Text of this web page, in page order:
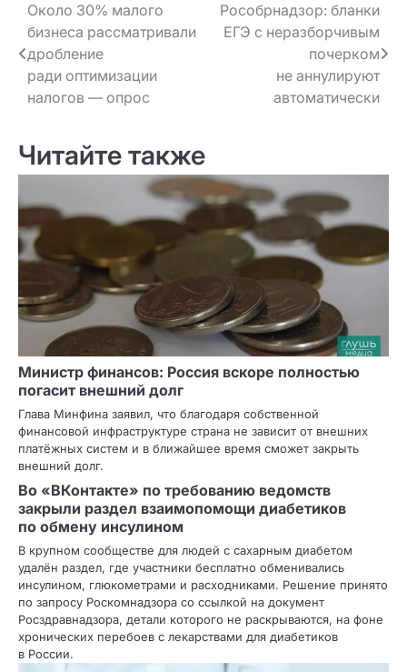
Навигация
по записям
Около 30% малого
бизнеса рассматривали
дробление
ради оптимизации
налогов — опрос
Рособрнадзор: бланки
ЕГЭ с неразборчивым
почерком
не аннулируют
автоматически
Читайте также
Министр финансов: Россия вскоре полностью
погасит внешний долг
Глава Минфина заявил, что благодаря собственной
финансовой инфраструктуре страна не зависит от внешних
платёжных систем и в ближайшее время сможет закрыть
внешний долг.
Во «ВКонтакте» по требованию ведомств
закрыли раздел взаимопомощи диабетиков
по обмену инсулином
В крупном сообществе для людей с сахарным диабетом
удалён раздел, где участники бесплатно обменивались
инсулином, глюкометрами и расходниками. Решение принято
по запросу Роскомнадзора со ссылкой на документ
Росздравнадзора, детали которого не раскрываются, на фоне
хронических перебоев с лекарствами для диабетиков
в России.